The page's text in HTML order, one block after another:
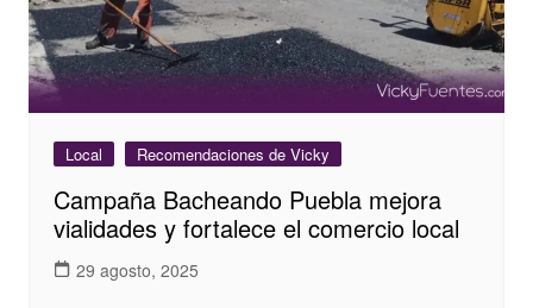
Local Recomendaciones de Vicky
Campaña Bacheando Puebla mejora
vialidades y fortalece el comercio local
29 agosto, 2025